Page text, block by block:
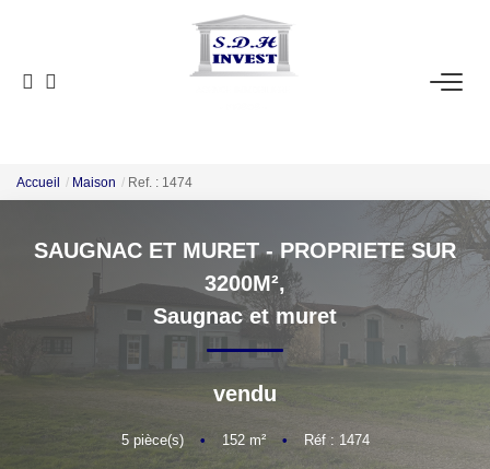
ACCUEIL
NOTRE AGENCE
ESTIMATION
NOS OUTILS
CONTACT
EN
Accueil Maison Ref. : 1474
SAUGNAC ET MURET - PROPRIETE SUR
3200M²,
Saugnac et muret
vendu
5pièce(s) • 152m² • Réf : 1474